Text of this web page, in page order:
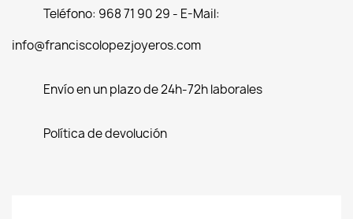
Teléfono: 968 71 90 29 - E-Mail:
info@franciscolopezjoyeros.com
Envío en un plazo de 24h-72h laborales
Política de devolución